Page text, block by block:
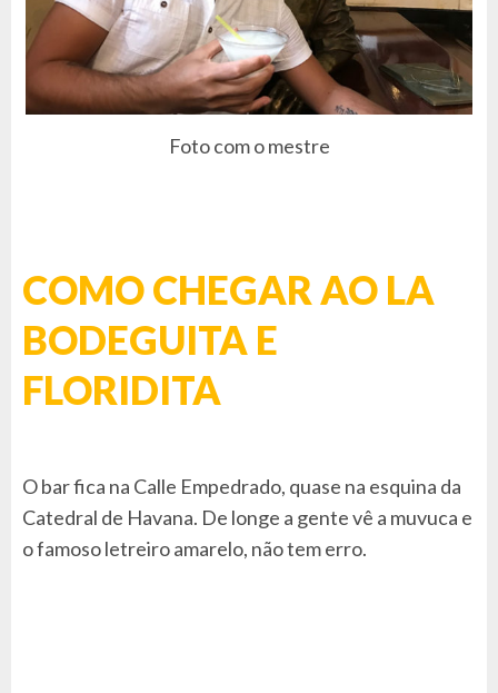
Foto com o mestre
COMO CHEGAR AO LA
BODEGUITA E
FLORIDITA
O bar fica na Calle Empedrado, quase na esquina da
Catedral de Havana. De longe a gente vê a muvuca e
o famoso letreiro amarelo, não tem erro.